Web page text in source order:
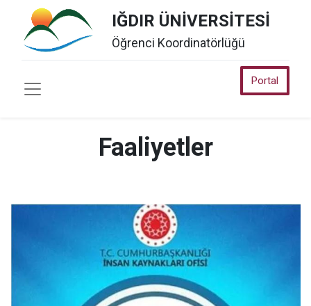
IĞDIR ÜNİVERSİTESİ
Öğrenci Koordinatörlüğü
Portal
Faaliyetler